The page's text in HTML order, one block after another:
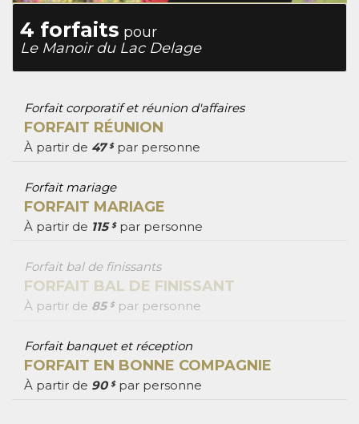
4 forfaits pour
Le Manoir du Lac Delage
Forfait corporatif et réunion d'affaires
FORFAIT RÉUNION
À partir de 47$par personne
Forfait mariage
FORFAIT MARIAGE
À partir de 115 $par personne
Forfait bal de finissants
FORFAIT BAL DE FINISSANT
À partir de 85 $par personne
Forfait banquet et réception
FORFAIT EN BONNE COMPAGNIE
À partir de 90 $par personne